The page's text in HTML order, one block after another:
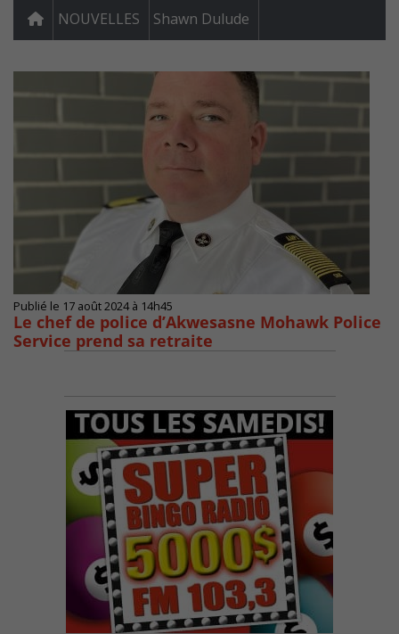
NOUVELLES Shawn Dulude
Publié le 17 août 2024 à 14h45
Le chef de police d’Akwesasne Mohawk Police
Service prend sa retraite